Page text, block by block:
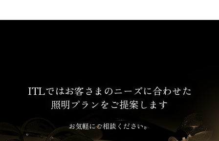
ITLではお客さまのニーズに合わせた
照明プランをご提案します
お気軽にご相談ください。